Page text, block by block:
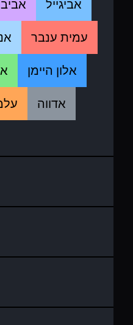
אביב
אביגייל
עמית ענבר
אלון היימן
אדווה